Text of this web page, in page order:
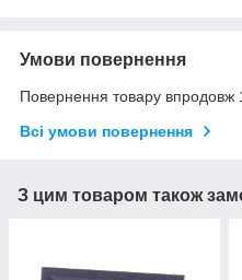
Умови повернення
Повернення товару впродовж
Всі умови повернення
З цим товаром також